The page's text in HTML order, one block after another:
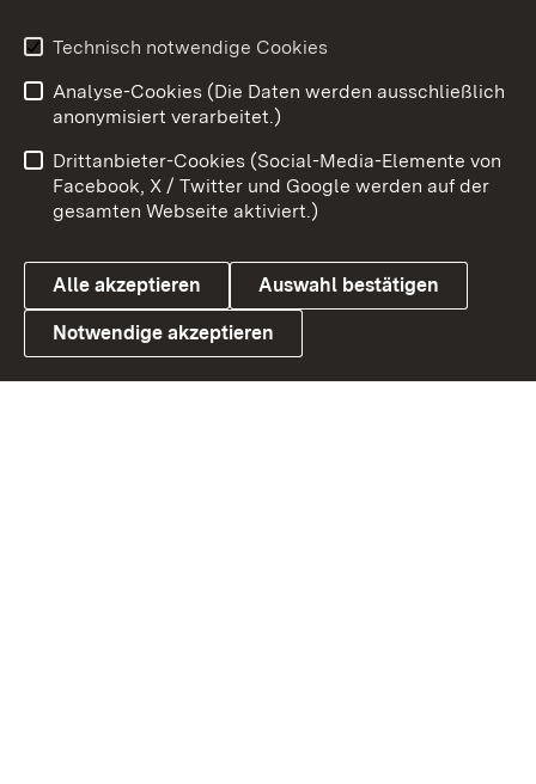
Youtube
Link zum Landesportal
Benutzungshinweise
Barrierefreiheit
Datenschutz
Cookies
Technisch notwendige Cookies
Analyse-Cookies (Die Daten werden ausschließlich
anonymisiert verarbeitet.)
Drittanbieter-Cookies (Social-Media-Elemente von
Facebook, X / Twitter und Google werden auf der
gesamten Webseite aktiviert.)
Alle akzeptieren Auswahl bestätigen
Notwendige akzeptieren